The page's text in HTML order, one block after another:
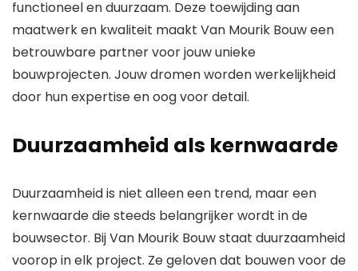
functioneel en duurzaam. Deze toewijding aan
maatwerk en kwaliteit maakt Van Mourik Bouw een
betrouwbare partner voor jouw unieke
bouwprojecten. Jouw dromen worden werkelijkheid
door hun expertise en oog voor detail.
Duurzaamheid als kernwaarde
Duurzaamheid is niet alleen een trend, maar een
kernwaarde die steeds belangrijker wordt in de
bouwsector. Bij Van Mourik Bouw staat duurzaamheid
voorop in elk project. Ze geloven dat bouwen voor de